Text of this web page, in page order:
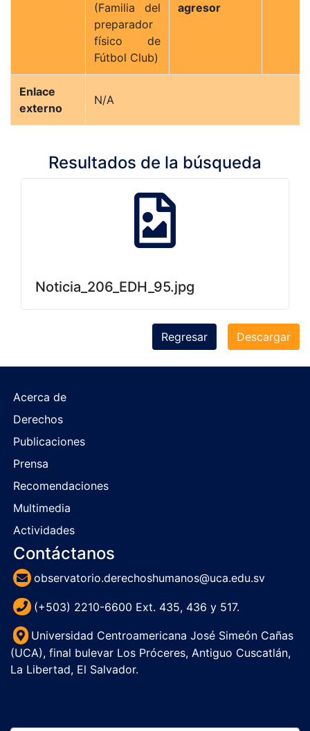
(Familia del
preparador
físico de
Fútbol Club)
agresor
Enlace
externo
N/A
Resultados de la búsqueda
Noticia_206_EDH_95.jpg
Descargar
Regresar
Acerca de
Derechos
Publicaciones
Prensa
Recomendaciones
Multimedia
Actividades
Contáctanos
observatorio.derechoshumanos@uca.edu.sv
(+503) 2210-6600 Ext. 435, 436 y 517.
Universidad Centroamericana José Simeón Cañas
(UCA), final bulevar Los Próceres, Antiguo Cuscatlán,
La Libertad, El Salvador.